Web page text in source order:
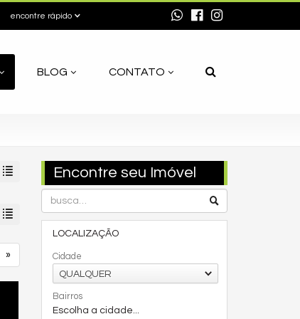
encontre rápido
BLOG CONTATO
Encontre seu Imóvel
LOCALIZAÇÃO
Cidade
QUALQUER
Bairros
Escolha a cidade...
»